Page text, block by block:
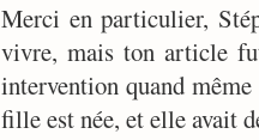
Merci en particulier,
vivre, mais ton article
intervention quand
fille est née, et elle avait